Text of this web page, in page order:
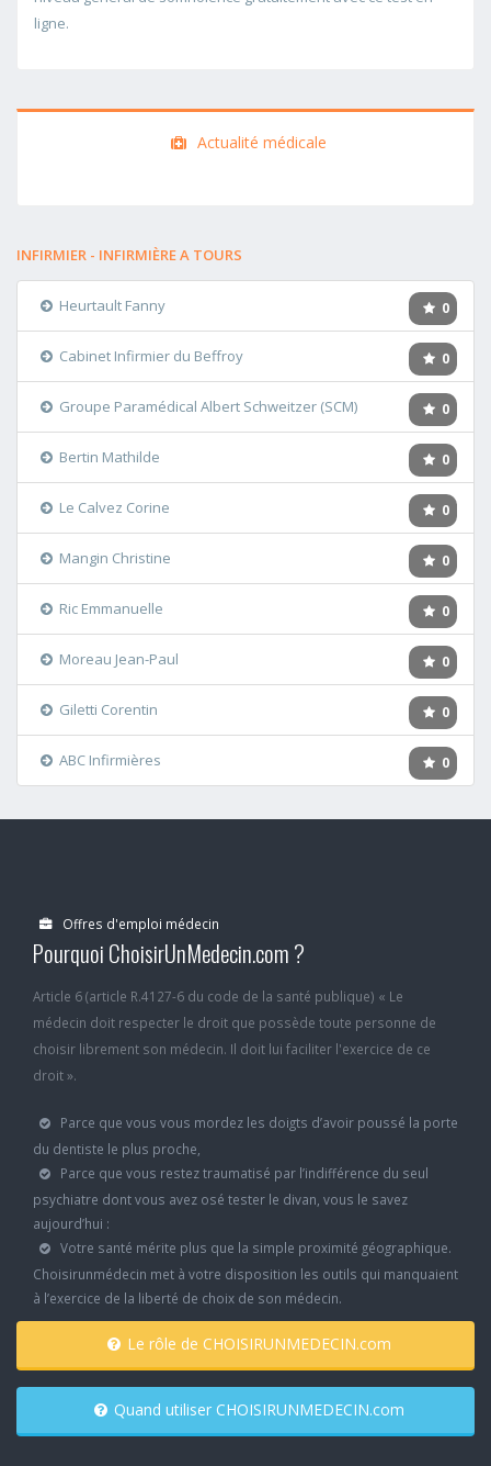
ligne.
Actualité médicale
INFIRMIER - INFIRMIÈRE A TOURS
0
Heurtault Fanny
0
Cabinet Infirmier du Beffroy
0
Groupe Paramédical Albert Schweitzer (SCM)
0
Bertin Mathilde
0
Le Calvez Corine
0
Mangin Christine
0
Ric Emmanuelle
0
Moreau Jean-Paul
0
Giletti Corentin
0
ABC Infirmières
Offres d'emploi médecin
Pourquoi ChoisirUnMedecin.com ?
Article 6 (article R.4127-6 du code de la santé publique) « Le
médecin doit respecter le droit que possède toute personne de
choisir librement son médecin. Il doit lui faciliter l'exercice de ce
droit ».
Parce que vous vous mordez les doigts d’avoir poussé la porte
du dentiste le plus proche,
Parce que vous restez traumatisé par l’indifférence du seul
psychiatre dont vous avez osé tester le divan, vous le savez
aujourd’hui :
Votre santé mérite plus que la simple proximité géographique.
Choisirunmédecin met à votre disposition les outils qui manquaient
à l’exercice de la liberté de choix de son médecin.
Le rôle de CHOISIRUNMEDECIN.com
Quand utiliser CHOISIRUNMEDECIN.com